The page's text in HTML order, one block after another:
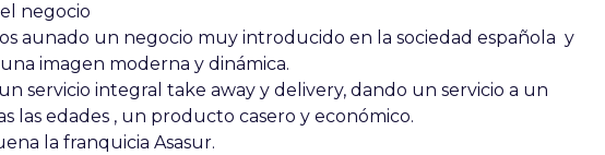
negocio
aunado un negocio muy introducido en la sociedad española y
imagen moderna y dinámica.
servicio integral take away y delivery, dando un servicio a un
las edades , un producto casero y económico.
la franquicia Asasur.